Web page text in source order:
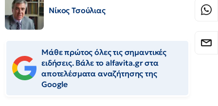
Νίκος Τσούλιας
Μάθε πρώτος όλες τις σημαντικές
ειδήσεις. Βάλε το alfavita.gr στα
αποτελέσματα αναζήτησης της
Google